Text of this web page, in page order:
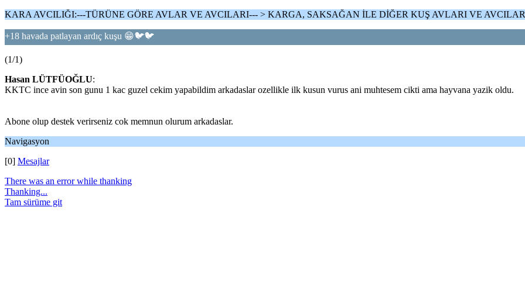
KARA AVCILIĞI:---TÜRÜNE GÖRE AVLAR VE AVCILARI--- > KARGA, SAKSAĞAN İLE DİĞER KUŞ AVLARI VE
+18 havada patlayan ardıç kuşu 😁🐦🐦
(1/1)
Hasan LÜTFÜOĞLU:
KKTC ince avin son gunu 1 kac guzel cekim yapabildim arkadaslar ozellikle ilk kusun vurus ani muhtesem cikti ama hayvana yazik oldu.
Abone olup destek verirseniz cok memnun olurum arkadaslar.
Navigasyon
[0] Mesajlar
There was an error while thanking
Thanking...
Tam sürüme git